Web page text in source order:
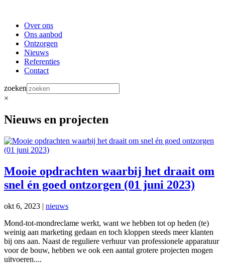
Over ons
Ons aanbod
Ontzorgen
Nieuws
Referenties
Contact
zoeken
×
Nieuws en projecten
Mooie opdrachten waarbij het draait om
snel én goed ontzorgen (01 juni 2023)
okt 6, 2023 | nieuws
Mond-tot-mondreclame werkt, want we hebben tot op heden (te)
weinig aan marketing gedaan en toch kloppen steeds meer klanten
bij ons aan. Naast de reguliere verhuur van professionele apparatuur
voor de bouw, hebben we ook een aantal grotere projecten mogen
uitvoeren....